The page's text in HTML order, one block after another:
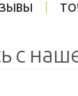
с